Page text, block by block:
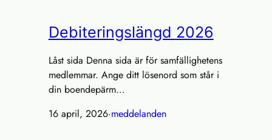
Debiteringslängd 2026
Låst sida Denna sida är för samfällighetens
medlemmar. Ange ditt lösenord som står i
din boendepärm…
16 april, 2026·meddelanden